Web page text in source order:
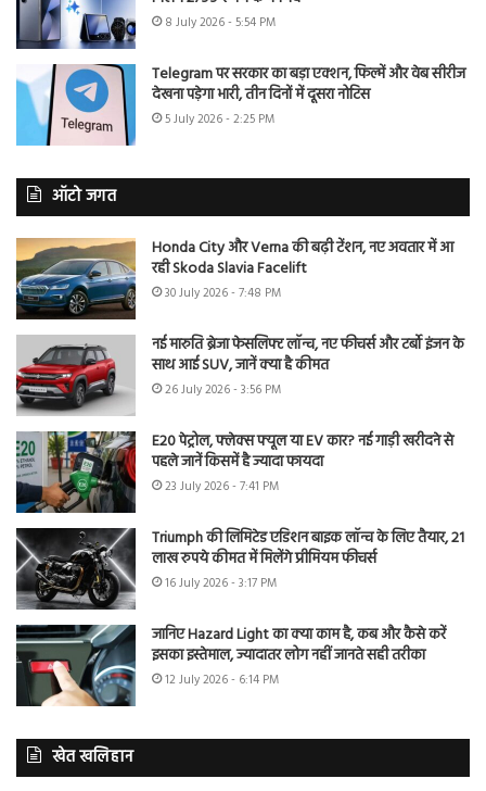
8 July 2026 - 5:54 PM
Telegram पर सरकार का बड़ा एक्शन, फिल्में और वेब सीरीज
देखना पड़ेगा भारी, तीन दिनों में दूसरा नोटिस
5 July 2026 - 2:25 PM
ऑटो जगत
Honda City और Verna की बढ़ी टेंशन, नए अवतार में आ
रही Skoda Slavia Facelift
30 July 2026 - 7:48 PM
नई मारुति ब्रेजा फेसलिफ्ट लॉन्च, नए फीचर्स और टर्बो इंजन के
साथ आई SUV, जानें क्या है कीमत
26 July 2026 - 3:56 PM
E20 पेट्रोल, फ्लेक्स फ्यूल या EV कार? नई गाड़ी खरीदने से
पहले जानें किसमें है ज्यादा फायदा
23 July 2026 - 7:41 PM
Triumph की लिमिटेड एडिशन बाइक लॉन्च के लिए तैयार, 21
लाख रुपये कीमत में मिलेंगे प्रीमियम फीचर्स
16 July 2026 - 3:17 PM
जानिए Hazard Light का क्या काम है, कब और कैसे करें
इसका इस्तेमाल, ज्यादातर लोग नहीं जानते सही तरीका
12 July 2026 - 6:14 PM
खेत खलिहान